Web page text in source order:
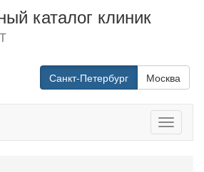
каталог клиник
Санкт-Петербург Москва
Toggle